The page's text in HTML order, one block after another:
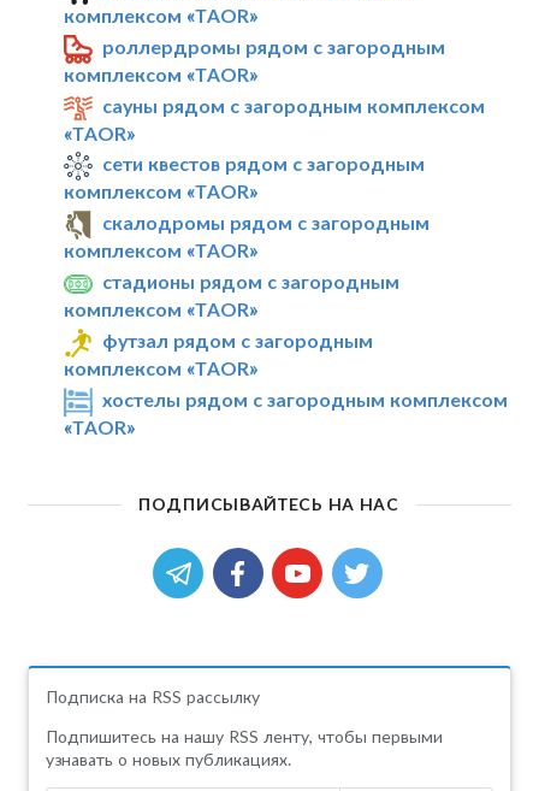
комплексом «TAOR»
роллердромы рядом с загородным
комплексом «TAOR»
сауны рядом с загородным комплексом
«TAOR»
сети квестов рядом с загородным
комплексом «TAOR»
скалодромы рядом с загородным
комплексом «TAOR»
стадионы рядом с загородным
комплексом «TAOR»
футзал рядом с загородным
комплексом «TAOR»
хостелы рядом с загородным комплексом
«TAOR»
ПОДПИСЫВАЙТЕСЬ НА НАС
Подписка на RSS рассылку
Подпишитесь на нашу RSS ленту, чтобы первыми
узнавать о новых публикациях.